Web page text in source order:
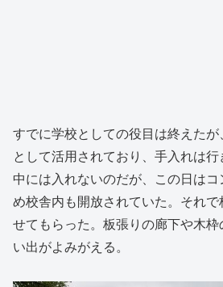
すでに学校としての役目は終えた
として活用されており、手入れは
中には入れないのだが、この日は
め校舎内も開放されていた。それで
せてもらった。板張りの廊下や木
い出がよみがえる。